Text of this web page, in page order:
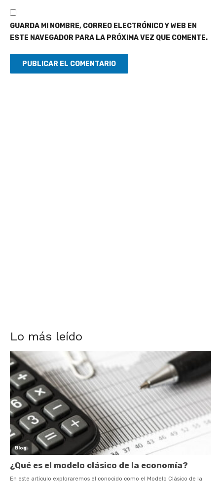
GUARDA MI NOMBRE, CORREO ELECTRÓNICO Y WEB EN
ESTE NAVEGADOR PARA LA PRÓXIMA VEZ QUE COMENTE.
Lo más leído